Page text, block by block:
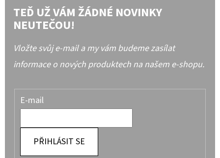
TEĎ UŽ VÁM ŽÁDNÉ NOVINKY
NEUTEČOU!
Vložte svůj e-mail a my vám budeme zasílat
informace o nových produktech na našem e-shopu.
E-mail
PŘIHLÁSIT SE